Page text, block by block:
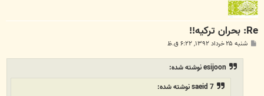
Re: بحران ترکیه!!
پ شنبه ۲۵ خرداد ۱۳۹۲, ۶:۲۲ ق.ظ
esijoon نوشته شده:
saeid 7 نوشته شده: